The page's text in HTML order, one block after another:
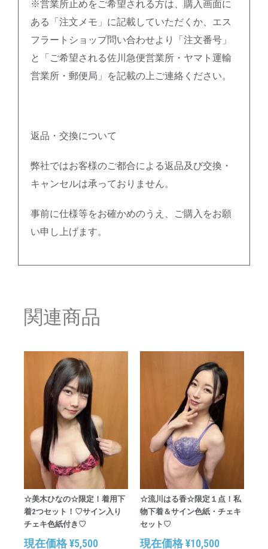
※営業所止めをご希望される方は、購入画面に
ある「注文メモ」に記載していただくか、エス
フラートショップ問い合わせより「注文番号」
と「ご希望される佐川急便営業所・ヤマト運輸
営業所・郵便局」を記載の上ご連絡ください。
返品・交換について
弊社ではお客様のご都合による返品及び交換・
キャンセルは承っておりません。
事前に仕様等をお確かめのうえ、ご購入をお願
い申し上げます。
関連商品
☆美木ひなの☆限定！着用下
着2つセット！♡サイン入り
チェキ色紙付き♡
現在価格¥5,500
☆流川はる香☆限定１点！私
物下着＆サイン色紙・チェキ
セット♡
現在価格¥10,500